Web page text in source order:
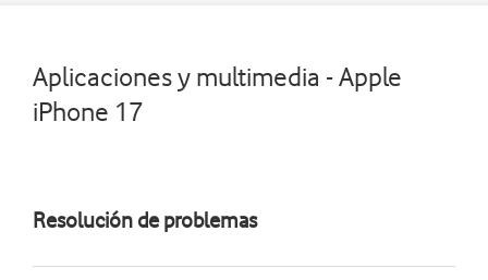
Aplicaciones y multimedia - Apple
iPhone 17
Resolución de problemas